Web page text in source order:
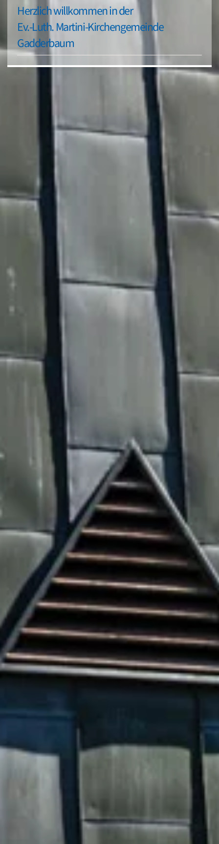
Herzlich willkommen in der
Ev.-Luth. Martini-Kirchengemeinde
Gadderbaum